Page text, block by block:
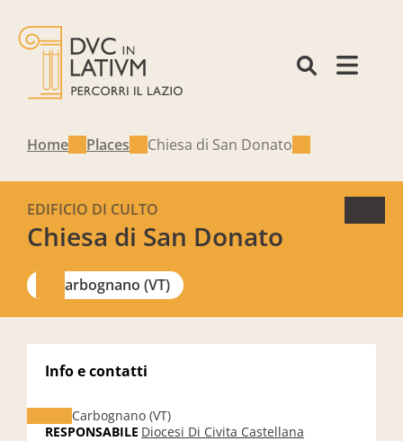
Home Places Chiesa di San Donato
Chiesa di San Donato
EDIFICIO DI CULTO
Carbognano (VT)
Info e contatti
Carbognano (VT)
RESPONSABILE Diocesi Di Civita Castellana